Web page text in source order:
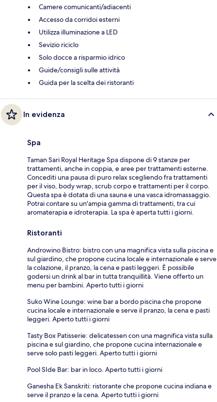
Camere comunicanti/adiacenti
Accesso da corridoi esterni
Utilizza illuminazione a LED
Sevizio riciclo
Solo docce a risparmio idrico
Guide/consigli sulle attività
Guida per la scelta dei ristoranti
In evidenza
Spa
Taman Sari Royal Heritage Spa dispone di 9 stanze per
trattamenti, anche in coppia, e aree per trattamenti esterne.
Concediti una pausa di puro relax scegliendo fra trattamenti
per il viso, body wrap, scrub corpo e trattamenti per il corpo.
Questa spa è dotata di una sauna e una vasca idromassaggio.
Potrai contare su un'ampia gamma di trattamenti, tra cui
aromaterapia e idroterapia. La spa è aperta tutti i giorni.
Ristoranti
Androwino Bistro: bistro con una magnifica vista sulla piscina e
sul giardino, che propone cucina locale e internazionale e serve
la colazione, il pranzo, la cena e pasti leggeri. È possibile
godersi un drink al bar in tutta tranquillità. Viene offerto un
menu per bambini. Aperto tutti i giorni
Suko Wine Lounge: wine bar a bordo piscina che propone
cucina locale e internazionale e serve il pranzo, la cena e pasti
leggeri. Aperto tutti i giorni
Tasty Box Patisserie: delicatessen con una magnifica vista sulla
piscina e sul giardino, che propone cucina internazionale e
serve solo pasti leggeri. Aperto tutti i giorni
Pool SIde Bar: bar in loco. Aperto tutti i giorni
Ganesha Ek Sanskriti: ristorante che propone cucina indiana e
serve il pranzo e la cena. Aperto tutti i giorni